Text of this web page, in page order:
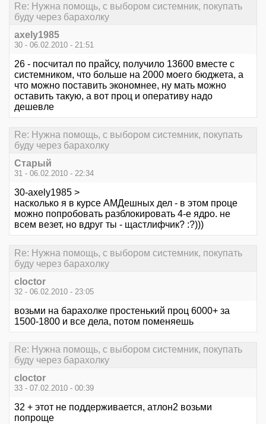
Re: Нужна помощь, с выбором системник, покупать
буду через барахолку
axely1985
30 - 06.02.2010 - 21:51
26 - посчитал по прайсу, получило 13600 вместе с
системником, что больше на 2000 моего бюджета, а
что можно поставить экономнее, ну мать можно
оставить такую, а вот проц и оперативу надо
дешевле
Re: Нужна помощь, с выбором системник, покупать
буду через барахолку
Старый
31 - 06.02.2010 - 22:34
30-axely1985 >
насколько я в курсе АМДешных дел - в этом проце
можно попробовать разблокировать 4-е ядро. не
всем везет, но вдруг ты - щастлифчик? :?)))
Re: Нужна помощь, с выбором системник, покупать
буду через барахолку
cloctor
32 - 06.02.2010 - 23:05
возьми на барахолке простенький проц 6000+ за
1500-1800 и все дела, потом поменяешь
Re: Нужна помощь, с выбором системник, покупать
буду через барахолку
cloctor
33 - 07.02.2010 - 00:39
32 + этот не поддерживается, атлон2 возьми
попроще